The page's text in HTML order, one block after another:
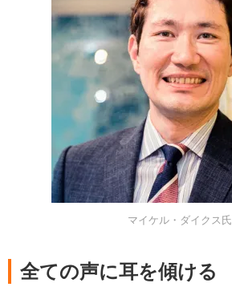
マイケル・ダイクス氏
全ての声に耳を傾ける